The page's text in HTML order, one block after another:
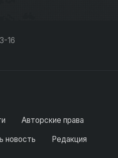
16
Авторские права
новость
Редакция